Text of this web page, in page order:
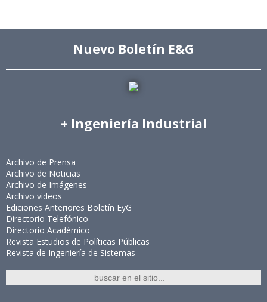
Nuevo Boletín E&G
+ Ingeniería Industrial
Archivo de Prensa
Archivo de Noticias
Archivo de Imágenes
Archivo videos
Ediciones Anteriores Boletín EyG
Directorio Telefónico
Directorio Académico
Revista Estudios de Políticas Públicas
Revista de Ingeniería de Sistemas